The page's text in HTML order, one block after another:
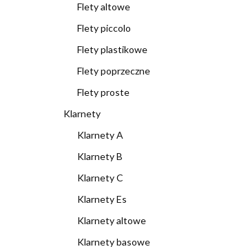
Flety altowe
Flety piccolo
Flety plastikowe
Flety poprzeczne
Flety proste
Klarnety
Klarnety A
Klarnety B
Klarnety C
Klarnety Es
Klarnety altowe
Klarnety basowe